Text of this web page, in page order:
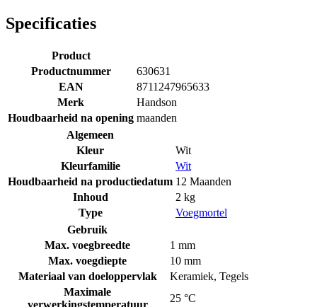
Specificaties
Product
Productnummer
630631
EAN
8711247965633
Merk
Handson
Houdbaarheid na opening maanden
Algemeen
Kleur
Wit
Kleurfamilie
Wit
Houdbaarheid na productiedatum 12 Maanden
Inhoud
2 kg
Type
Voegmortel
Gebruik
Max. voegbreedte
1 mm
Max. voegdiepte
10 mm
Materiaal van doeloppervlak
Keramiek, Tegels
Maximale
verwerkingstemperatuur
25 °C